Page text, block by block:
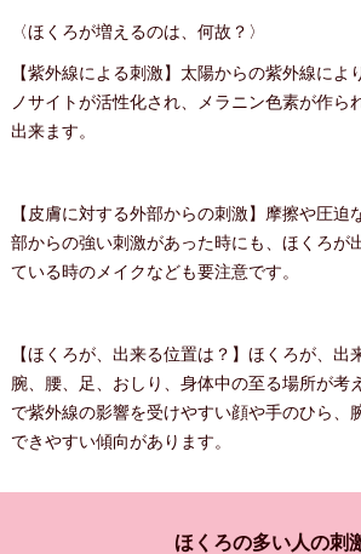
〈ほくろが増えるのは、何故？〉
【紫外線による刺激】太陽からの紫外線によ
ノサイトが活性化され、メラニン色素が作ら
出来ます。
【皮膚に対する外部からの刺激】摩擦や圧迫
部からの強い刺激があった時にも、ほくろが
ている時のメイクなども要注意です。
【ほくろが、出来る位置は？】ほくろが、出
腕、腰、足、おしり、身体中の至る場所が考
で紫外線の影響を受けやすい顔や手のひら、
できやすい傾向があります。
ほくろの多い人の刺